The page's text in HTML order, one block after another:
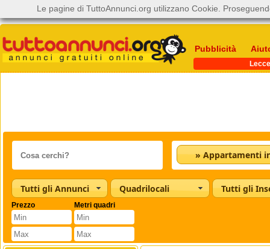
Pubblicità
Lecce
Tutti gli Annunci Quadrilocali Tutti gli
Prezzo Metri quadri
Le pagine di TuttoAnnunci.org utilizzano Cookie.